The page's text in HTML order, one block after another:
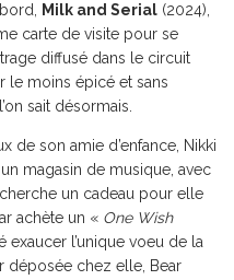
Milk and Serial (2024),
carte de visite pour se
diffusé dans le circuit
le moins épicé et sans
sait désormais.
de son amie d’enfance, Nikki
magasin de musique, avec
un cadeau pour elle
achète un « One Wish
exaucer l’unique voeu de la
déposée chez elle, Bear